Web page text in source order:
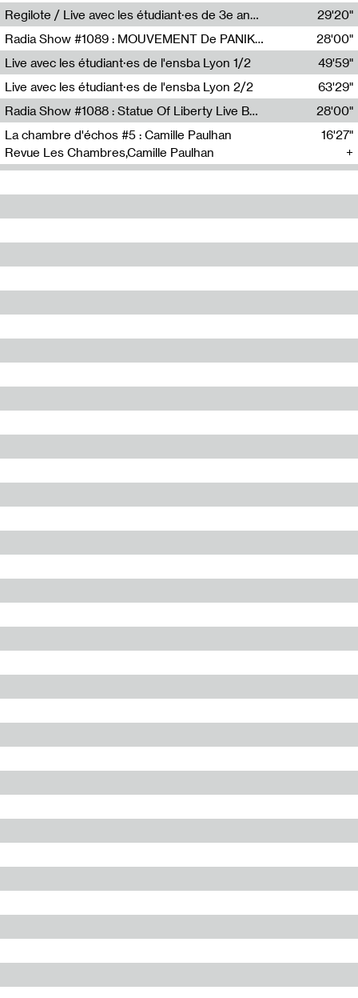
Tomomi Adachi,Loraine Baud
Regilote / Live avec les étudiant·es de 3e année de l'EMA
Nima Henryon,Athéna Noël,Amir Genillon,Ibourayane Ahmadi,Manelle Cherrih,Honorine Gibello,John Weeber,Manon Joseph
29'20"
Radia Show #1089 : MOUVEMENT De PANIK (Radio Panik)
Radio Panik
28'00"
Live avec les étudiant·es de l'ensba Lyon 1/2
49'59"
Live avec les étudiant·es de l'ensba Lyon 2/2
63'29"
Radia Show #1088 : Statue Of Liberty Live By Ed Baxter (Resonance)
Resonance
28'00"
La chambre d'échos #5 : Camille Paulhan
Revue Les Chambres,Camille Paulhan
16'27"